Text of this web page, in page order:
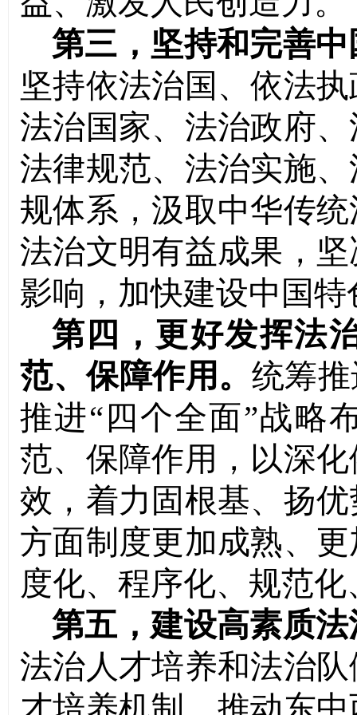
第三，坚持和完善
坚持依法治国、依法
法治国家、法治政府
法律规范、法治实施
规体系，汲取中华传
法治文明有益成果，
影响，加快建设中国
第四，更好发挥法
范、保障作用。 统筹
推进“四个全面”战略
范、保障作用，以深
效，着力固根基、扬
方面制度更加成熟、
度化、程序化、规范
第五，建设高素质
法治人才培养和法治